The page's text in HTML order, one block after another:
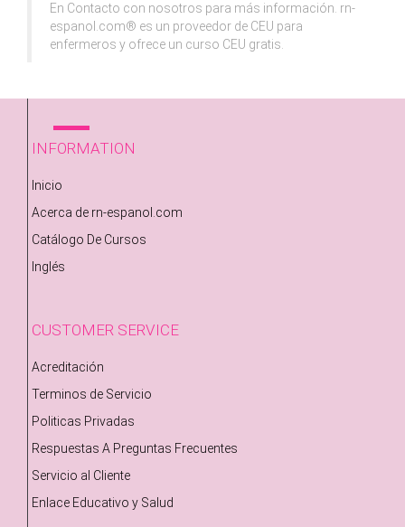
En Contacto con nosotros para más información. rn-
espanol.com® es un proveedor de CEU para
enfermeros y ofrece un curso CEU gratis.
INFORMATION
Inicio
Acerca de rn-espanol.com
Catálogo De Cursos
Inglés
CUSTOMER SERVICE
Acreditación
Terminos de Servicio
Politicas Privadas
Respuestas A Preguntas Frecuentes
Servicio al Cliente
Enlace Educativo y Salud